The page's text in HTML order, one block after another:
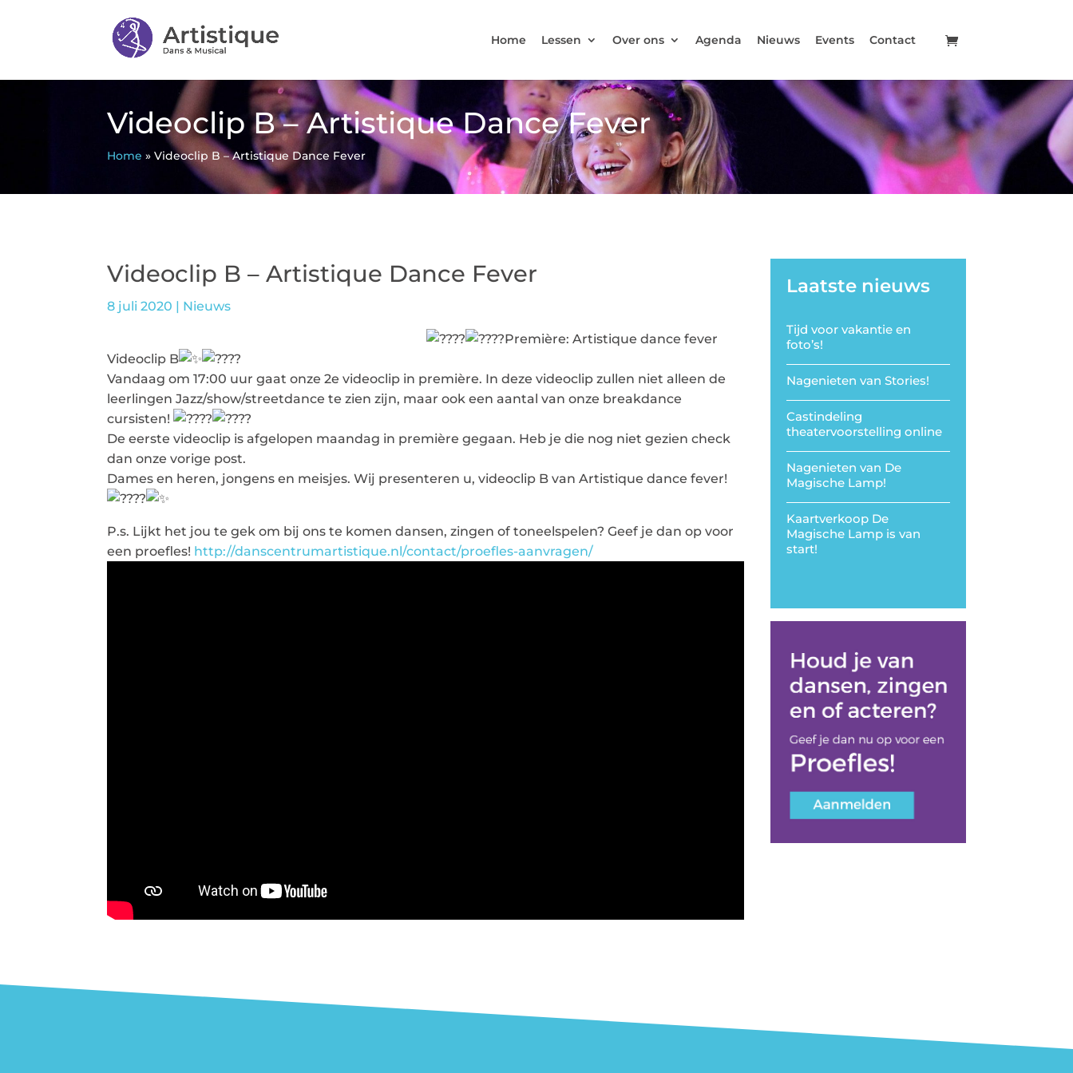
Home Lessen Over ons Agenda Nieuws Events Contact
Videoclip B – Artistique Dance Fever
Home »Videoclip B – Artistique Dance Fever
Videoclip B – Artistique Dance Fever
8 juli 2020 | Nieuws
Première: Artistique dance fever
Videoclip B
Vandaag om 17:00 uur gaat onze 2e videoclip in première. In deze videoclip zullen niet alleen de
leerlingen Jazz/show/streetdance te zien zijn, maar ook een aantal van onze breakdance
cursisten!
De eerste videoclip is afgelopen maandag in première gegaan. Heb je die nog niet gezien check
dan onze vorige post.
Dames en heren, jongens en meisjes. Wij presenteren u, videoclip B van Artistique dance fever!
P.s. Lijkt het jou te gek om bij ons te komen dansen, zingen of toneelspelen? Geef je dan op voor
een proefles! http://danscentrumartistique.nl/contact/proefles-aanvragen/
Laatste nieuws
Tijd voor vakantie en
foto’s!
Nagenieten van Stories!
Castindeling
theatervoorstelling online
Nagenieten van De
Magische Lamp!
Kaartverkoop De
Magische Lamp is van
start!